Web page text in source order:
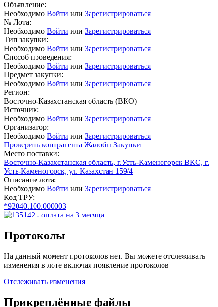
Объявление:
Необходимо Войти или Зарегистрироваться
№ Лота:
Необходимо Войти или Зарегистрироваться
Тип закупки:
Необходимо Войти или Зарегистрироваться
Способ проведения:
Необходимо Войти или Зарегистрироваться
Предмет закупки:
Необходимо Войти или Зарегистрироваться
Регион:
Восточно-Казахстанская область (ВКО)
Источник:
Необходимо Войти или Зарегистрироваться
Организатор:
Необходимо Войти или Зарегистрироваться
Проверить контрагента Жалобы Закупки
Место поставки:
Восточно-Казахстанская область, г.Усть-Каменогорск ВКО, г.
Усть-Каменогорск, ул. Казахстан 159/4
Описание лота:
Необходимо Войти или Зарегистрироваться
Код ТРУ:
*92040.100.000003
Протоколы
На данный момент протоколов нет. Вы можете отслеживать
изменения в лоте включая появление протоколов
Отслеживать изменения
Прикреплённые файлы